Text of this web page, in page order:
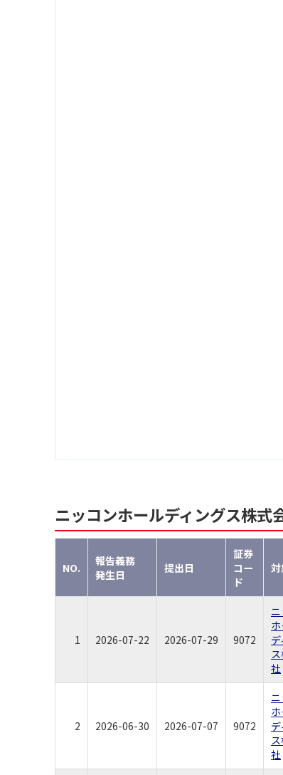
ニッコンホールディングス株式
NO.
報告義務
発生日
提出日
証券
コー
ド
1 2026-07-22 2026-07-29 9072
社
2 2026-06-30 2026-07-07 9072
社